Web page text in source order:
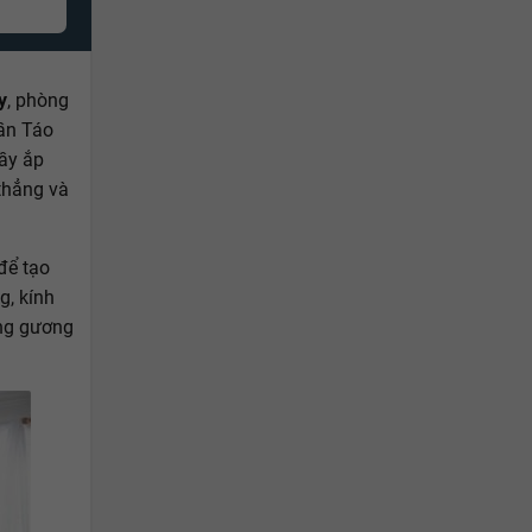
, phòng
Táo
ắp
và
tạo
kính
gương